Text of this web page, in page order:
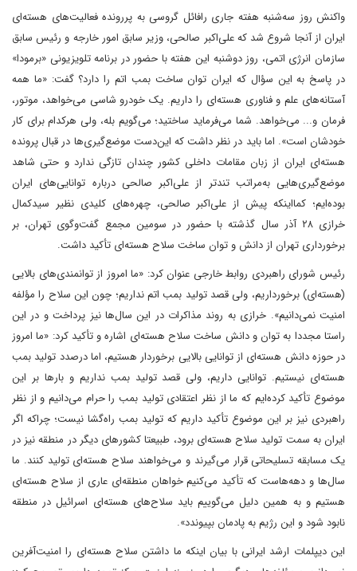
واکنش روز سه‌شنبه هفته جاری رافائل گروسی به پررونده فعالیت‌های هسته‌ای
ایران از آنجا شروع شد که علی‌اکبر صالحی، وزیر سابق امور خارجه و رئیس سابق
سازمان انرژی اتمی، روز دوشنبه این هفته با حضور در برنامه تلویزیونی «برمودا»
در پاسخ به این سؤال که ایران توان ساخت بمب اتم را دارد؟ گفت: «ما همه
آستانه‌های علم و فناوری هسته‌ای را داریم. یک خودرو شاسی می‌خواهد، موتور،
فرمان و‌... می‌خواهد. شما می‌فرماید ساختید؛ می‌گویم بله، ولی هرکدام برای کار
خودشان است‌». اما باید در نظر داشت که این‌دست موضع‌گیری‌ها در قبال پرونده
هسته‌ای ایران از زبان مقامات داخلی کشور چندان تازگی ندارد و حتی شاهد
موضع‌گیری‌هایی به‌مراتب تندتر از علی‌اکبر صالحی درباره توانایی‌های ایران
بوده‌ایم؛ کما‌اینکه پیش از علی‌اکبر صالحی، چهره‌های کلیدی نظیر سید‌کمال
خرازی ۲۸ آذر‌ سال گذشته با حضور در سومین مجمع گفت‌وگوی تهران، بر
برخورداری تهران از دانش و توان ساخت سلاح هسته‌ای تأکید داشت.
رئیس شورای راهبردی روابط خارجی عنوان کرد: «ما امروز از توانمندی‌های بالایی
(هسته‌ای) برخورداریم، ولی قصد تولید بمب اتم نداریم؛ چون این سلاح را مؤلفه
امنیت نمی‌دانیم‌». خرازی به روند مذاکرات در این سال‌ها نیز پرداخت و در این
راستا مجددا به توان و دانش ساخت سلاح هسته‌ای اشاره و تأکید کرد: «ما امروز
در حوزه دانش هسته‌ای از توانایی بالایی برخوردار هستیم، اما در‌صدد تولید بمب
هسته‌ای نیستیم. توانایی داریم، ولی قصد تولید بمب نداریم و بارها بر این
موضوع تأکید کرده‌ایم که ما از نظر اعتقادی تولید بمب را حرام می‌دانیم و از نظر
راهبردی نیز بر این موضوع تأکید داریم که تولید بمب راه‌گشا نیست؛ چرا‌که اگر
ایران به سمت تولید سلاح هسته‌ای برود، طبیعتا کشورهای دیگر در منطقه نیز در
یک مسابقه تسلیحاتی قرار می‌گیرند و می‌خواهند سلاح هسته‌ای تولید کنند. ما
سال‌ها و دهه‌ها‌ست که تأکید می‌کنیم خواهان منطقه‌ای عاری از سلاح هسته‌ای
هستیم و به همین دلیل می‌گوییم باید سلاح‌های هسته‌ای اسرائیل در منطقه
نابود شود و این رژیم به پادمان بپیوندد».
این دیپلمات ارشد ایرانی با بیان اینکه ما داشتن سلاح هسته‌ای را امنیت‌آفرین